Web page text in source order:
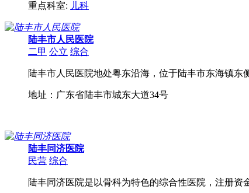
重点科室: 儿科
陆丰市人民医院
二甲 公立 综合
陆丰市人民医院地处粤东沿海，位于陆丰市东海镇
地址：广东省陆丰市城东大道34号
陆丰同济医院
民营 综合
陆丰同济医院是以骨科为特色的综合性医院，注册资